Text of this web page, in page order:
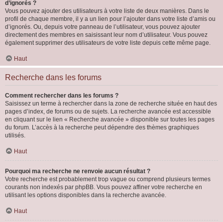
d’ignorés ?
Vous pouvez ajouter des utilisateurs à votre liste de deux manières. Dans le
profil de chaque membre, il y a un lien pour l’ajouter dans votre liste d’amis ou
d’ignorés. Ou, depuis votre panneau de l’utilisateur, vous pouvez ajouter
directement des membres en saisissant leur nom d’utilisateur. Vous pouvez
également supprimer des utilisateurs de votre liste depuis cette même page.
Haut
Recherche dans les forums
Comment rechercher dans les forums ?
Saisissez un terme à rechercher dans la zone de recherche située en haut des
pages d’index, de forums ou de sujets. La recherche avancée est accessible
en cliquant sur le lien « Recherche avancée » disponible sur toutes les pages
du forum. L’accès à la recherche peut dépendre des thèmes graphiques
utilisés.
Haut
Pourquoi ma recherche ne renvoie aucun résultat ?
Votre recherche est probablement trop vague ou comprend plusieurs termes
courants non indexés par phpBB. Vous pouvez affiner votre recherche en
utilisant les options disponibles dans la recherche avancée.
Haut